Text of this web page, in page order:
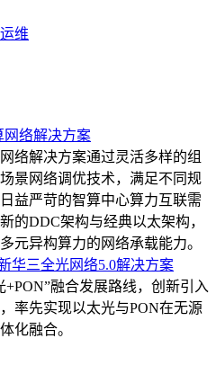
维
网络解决方案
络解决方案通过灵活多样的组
景网络调优技术，满足不同规
益严苛的智算中心算力互联需
的DDC架构与经典以太架构，
元异构算力的网络承载能力。
华三全光网络5.0解决方案
+PON”融合发展路线，创新引入
率先实现以太光与PON在无源
化融合。